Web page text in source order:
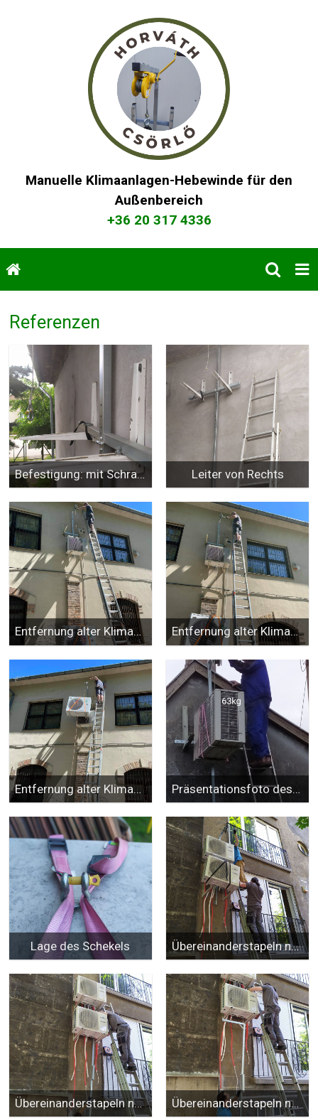
Manuelle Klimaanlagen-Hebewinde für den
Außenbereich
+36 20 317 4336
Referenzen
Befestigung: mit Schraube oder Gurt Leiter von Rechts
Entfernung alter Klimaanlagen Entfernung alter Klimaanlagen
Entfernung alter Klimaanlagen Präsentationsfoto des Herstellers
Lage des Schekels Übereinanderstapeln neuer Klimaanlagen
Übereinanderstapeln neuer Klimaanlagen Übereinanderstapeln neuer Klimaanlagen